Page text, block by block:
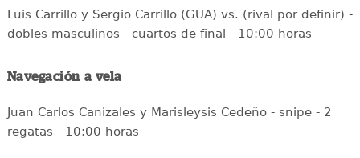
Luis Carrillo y Sergio Carrillo (GUA) vs. (rival por definir) -
dobles masculinos - cuartos de final - 10:00 horas
Navegación a vela
Juan Carlos Canizales y Marisleysis Cedeño - snipe - 2
regatas - 10:00 horas